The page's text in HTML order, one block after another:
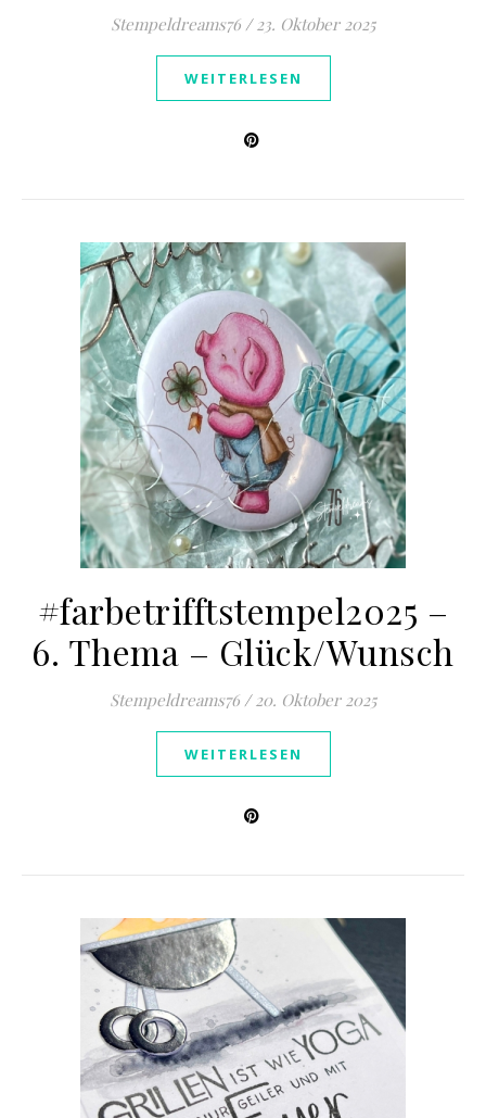
Stempeldreams76 / 23. Oktober 2025
WEITERLESEN
#farbetrifftstempel2025 –
6. Thema – Glück/Wunsch
Stempeldreams76 / 20. Oktober 2025
WEITERLESEN